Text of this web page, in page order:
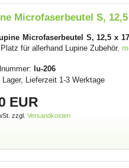
Microfaserbeutel S,
Microfaserbeutel S, 12,5 x
für allerhand Lupine Zubehör.
lu-206
Lager, Lieferzeit 1-3 Werktage
EUR
zzgl.Versandkosten